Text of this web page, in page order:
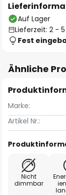
Auf Lager
Lieferzeit: 2 -
Fest
Ähnliche
Marke:
Artikel Nr.:
Nicht
dimmbar